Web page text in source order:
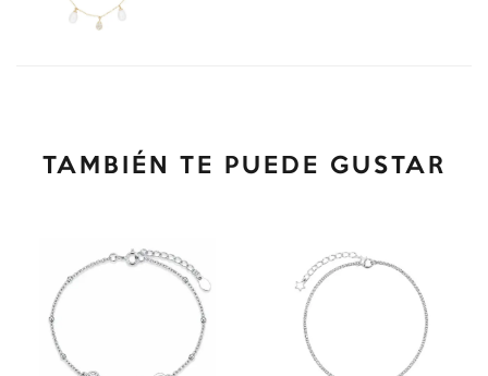
TAMBIÉN TE PUEDE GUSTAR